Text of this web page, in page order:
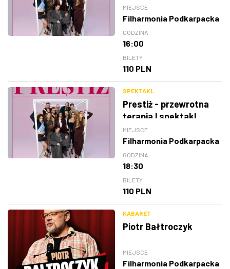
MIEJSCE
Filharmonia Podkarpacka
GODZINA
16:00
BILETY
110 PLN
SPEKTAKL
Prestiż - przewrotna
terapia | spektakl
MIEJSCE
Filharmonia Podkarpacka
GODZINA
18:30
BILETY
110 PLN
KABARET
Piotr Bałtroczyk
MIEJSCE
Filharmonia Podkarpacka